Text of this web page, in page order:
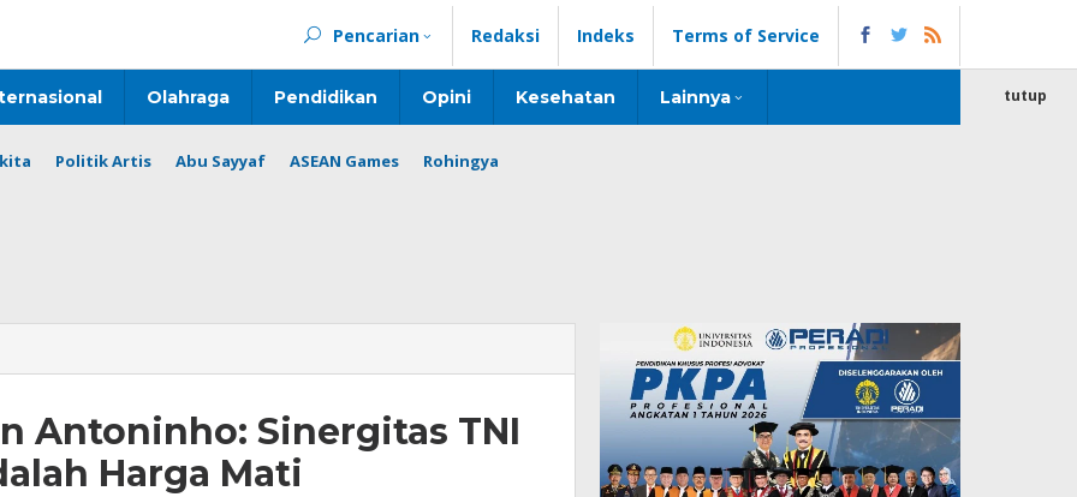
Pencarian Redaksi Indeks Terms of Service
Olahraga Pendidikan Opini Kesehatan Lainnya
Politik Artis Abu Sayyaf ASEAN Games Rohingya
tutup
Antoninho: Sinergitas TNI
Harga Mati